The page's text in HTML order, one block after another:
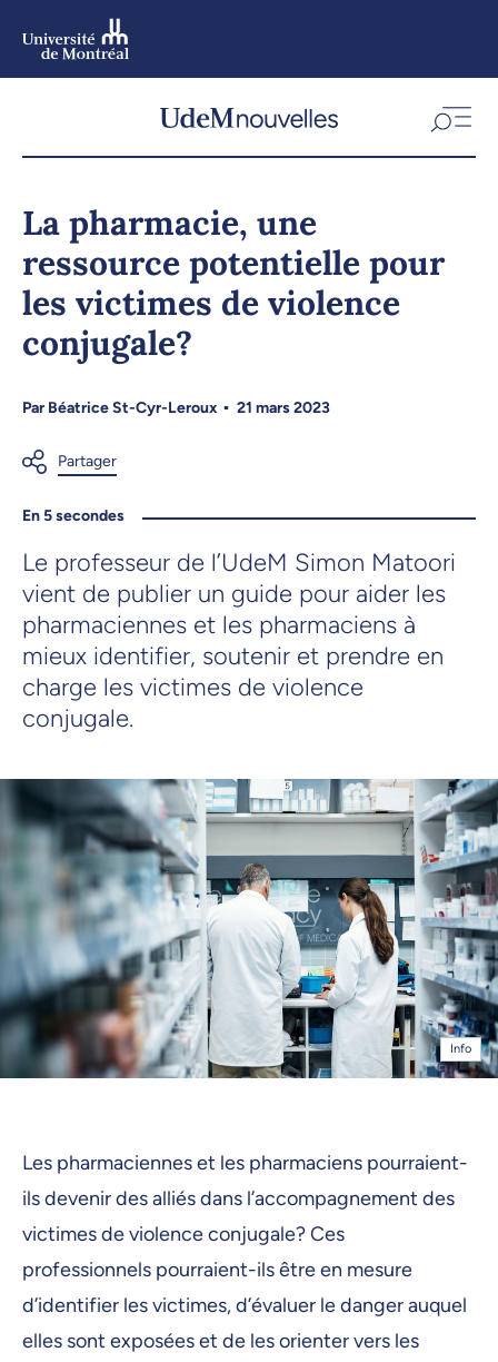
La pharmacie, une
ressource potentielle pour
les victimes de violence
conjugale?
ParBéatrice St-Cyr-Leroux 21 mars 2023
En 5 secondes
Le professeur de l’UdeM Simon Matoori
vient de publier un guide pour aider les
pharmaciennes et les pharmaciens à
mieux identifier, soutenir et prendre en
charge les victimes de violence
conjugale.
Info
Les pharmaciennes et les pharmaciens pourraient-
ils devenir des alliés dans l’accompagnement des
victimes de violence conjugale? Ces
professionnels pourraient-ils être en mesure
d’identifier les victimes, d’évaluer le danger auquel
elles sont exposées et de les orienter vers les